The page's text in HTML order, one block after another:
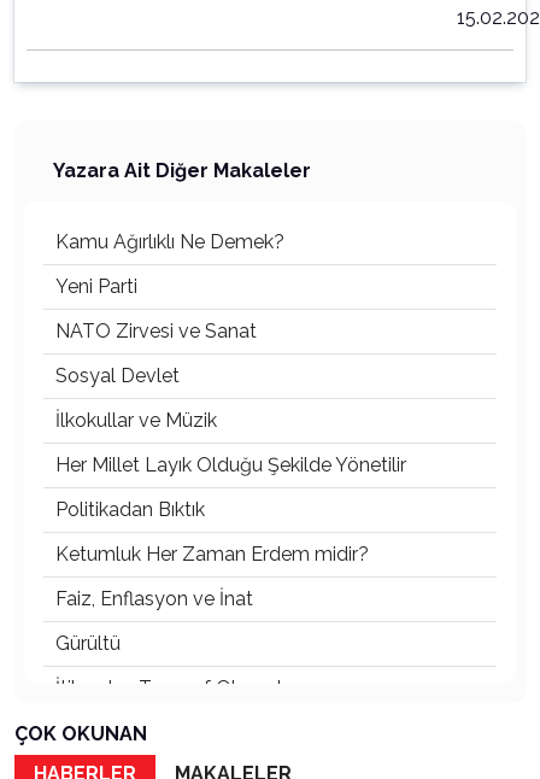
Yazara Ait Diğer Makaleler
Kamu Ağırlıklı Ne Demek?
Yeni Parti
NATO Zirvesi ve Sanat
Sosyal Devlet
İlkokullar ve Müzik
Her Millet Layık Olduğu Şekilde Yönetilir
Politikadan Bıktık
Ketumluk Her Zaman Erdem midir?
Faiz, Enflasyon ve İnat
Gürültü
İtibardan Tasarruf Olmaz!
Güneş Enerjisi
ÇOK OKUNAN
HABERLER
MAKALELER